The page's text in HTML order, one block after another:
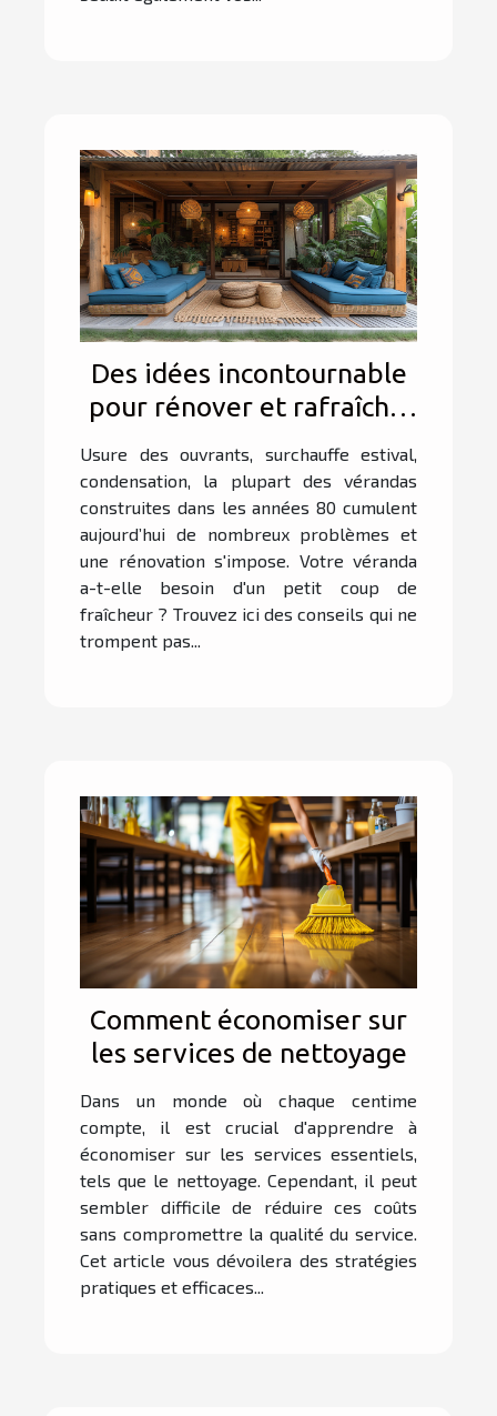
Des idées incontournable
pour rénover et rafraîchir
Usure des ouvrants, surchauffe estival,
condensation, la plupart des vérandas
construites dans les années 80 cumulent
aujourd’hui de nombreux problèmes et
une rénovation s'impose. Votre véranda
a-t-elle besoin d'un petit coup de
fraîcheur ? Trouvez ici des conseils qui ne
trompent pas...
Comment économiser sur
les services de nettoyage
Dans un monde où chaque centime
compte, il est crucial d'apprendre à
économiser sur les services essentiels,
tels que le nettoyage. Cependant, il peut
sembler difficile de réduire ces coûts
sans compromettre la qualité du service.
Cet article vous dévoilera des stratégies
pratiques et efficaces...